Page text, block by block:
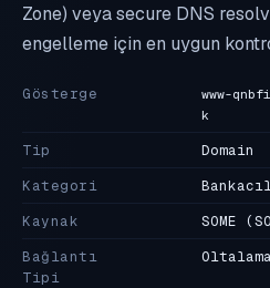
Zone) veya secure DNS
engelleme için en uygun
Gösterge
www-
k
Tip
Domain
Kategori
Kaynak
SOME
Bağlantı
Tipi